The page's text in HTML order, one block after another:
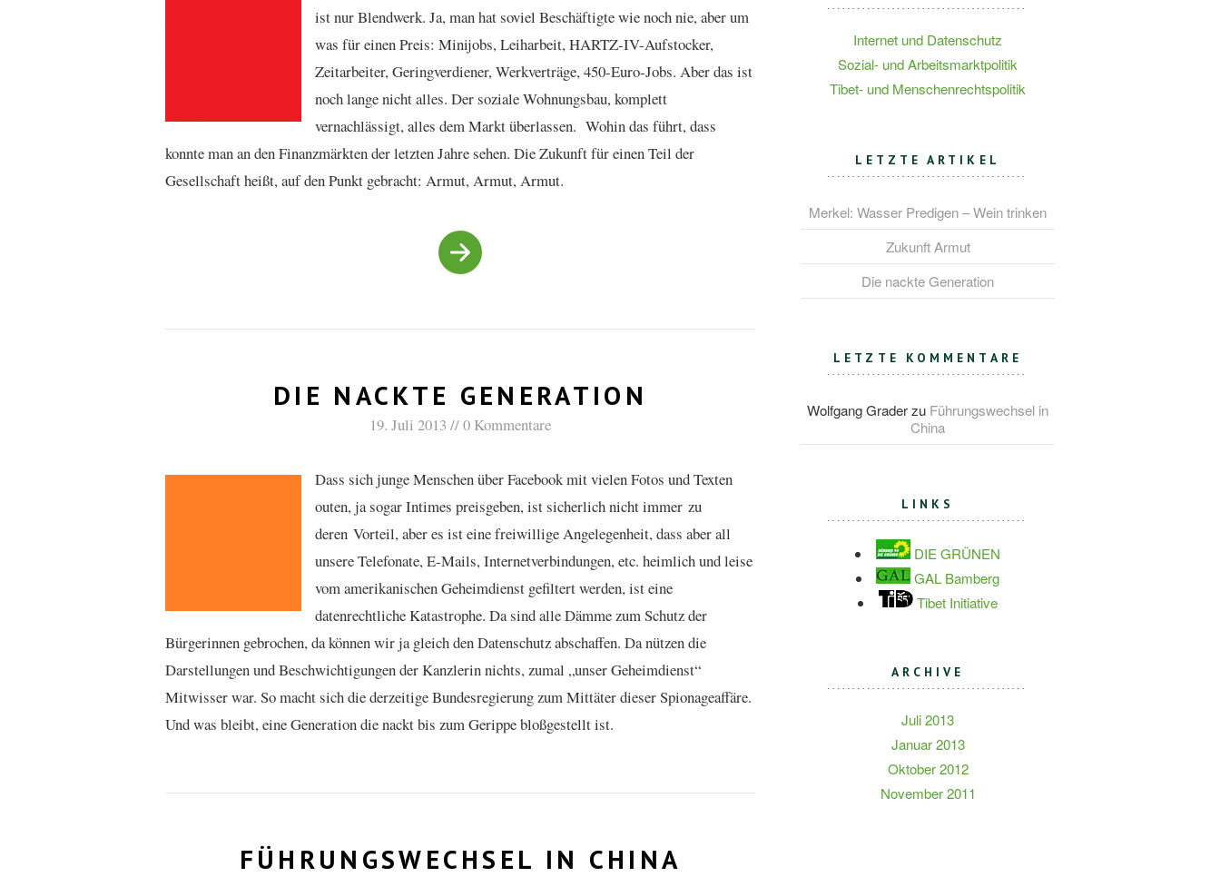
ist nur Blendwerk. Ja, man hat soviel Beschäftigte wie noch nie, aber um
was für einen Preis: Minijobs, Leiharbeit, HARTZ-IV-Aufstocker,
Zeitarbeiter, Geringverdiener, Werkverträge, 450-Euro-Jobs. Aber das ist
noch lange nicht alles. Der soziale Wohnungsbau, komplett
vernachlässigt, alles dem Markt überlassen. Wohin das führt, dass
konnte man an den Finanzmärkten der letzten Jahre sehen. Die Zukunft für einen Teil der
Gesellschaft heißt, auf den Punkt gebracht: Armut, Armut, Armut.
DIE NACKTE GENERATION
19. Juli 2013 0 Kommentare
Dass sich junge Menschen über Facebook mit vielen Fotos und Texten
outen, ja sogar Intimes preisgeben, ist sicherlich nicht immer zu
deren Vorteil, aber es ist eine freiwillige Angelegenheit, dass aber all
unsere Telefonate, E-Mails, Internetverbindungen, etc. heimlich und leise
vom amerikanischen Geheimdienst gefiltert werden, ist eine
datenrechtliche Katastrophe. Da sind alle Dämme zum Schutz der
Bürgerinnen gebrochen, da können wir ja gleich den Datenschutz abschaffen. Da nützen die
Darstellungen und Beschwichtigungen der Kanzlerin nichts, zumal „unser Geheimdienst“
Mitwisser war. So macht sich die derzeitige Bundesregierung zum Mittäter dieser Spionageaffäre.
Und was bleibt, eine Generation die nackt bis zum Gerippe bloßgestellt ist.
FÜHRUNGSWECHSEL IN CHINA
Internet und Datenschutz
Sozial- und Arbeitsmarktpolitik
Tibet- und Menschenrechtspolitik
LETZTE ARTIKEL
Merkel: Wasser Predigen – Wein trinken
Zukunft Armut
Die nackte Generation
LETZTE KOMMENTARE
Wolfgang Graderzu Führungswechsel in
China
LINKS
DIE GRÜNEN
GAL Bamberg
Tibet Initiative
ARCHIVE
Juli 2013
Januar 2013
Oktober 2012
November 2011